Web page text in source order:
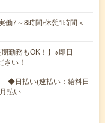
7～8時間/休憩1時間＜
勤務もOK！】※即日
い！
日払い(速払い：給料日
払い